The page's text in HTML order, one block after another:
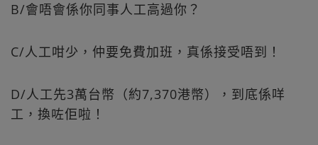
B/會唔會係你同事人工高過你？
C/人工咁少，仲要免費加班，真係接受唔到！
D/人工先3萬台幣（約7,370港幣），到底係咩
工，換咗佢啦！